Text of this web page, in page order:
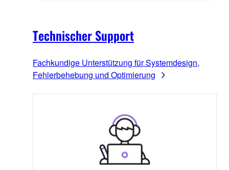
Technischer Support
Fachkundige Unterstützung für Systemdesign,
Fehlerbehebung und Optimierung